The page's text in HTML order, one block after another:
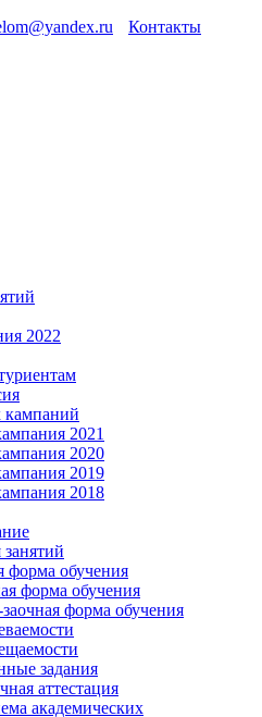
Контакты
2022
2021
2020
2019
2018
форма обучения
форма обучения
форма обучения
задания
аттестация
академических